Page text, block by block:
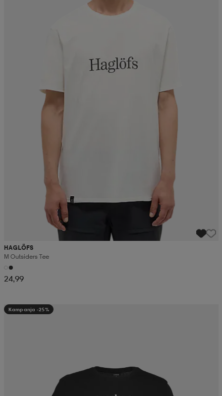
HAGLÖFS
M Outsiders Tee
24,99
Kampanja -25%